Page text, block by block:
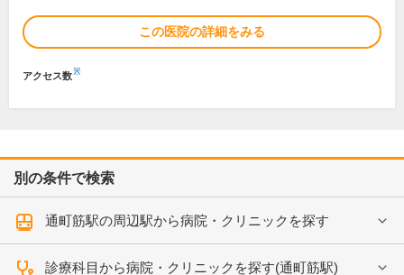
この医院の詳細をみる
アクセス数※
別の条件で検索
通町筋駅の周辺駅から病院・クリニックを探す
診療科目から病院・クリニックを探す(通町筋駅)